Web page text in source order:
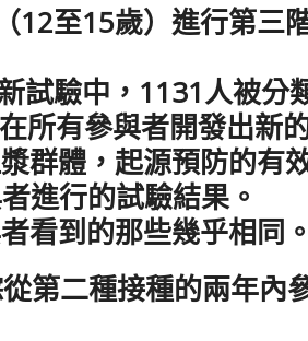
12至15歲）進行第三
試驗中，1131人被分
所有參與者開發出新
群體，起源預防的有
進行的試驗結果。
看到的那些幾乎相同。
第二種接種的兩年內